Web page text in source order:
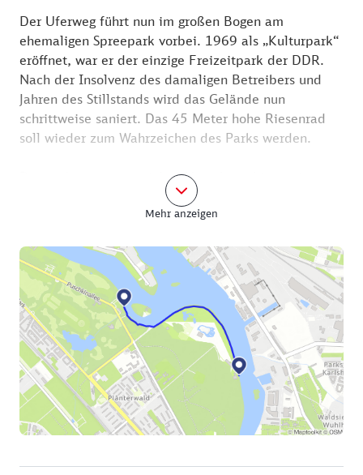
Der Uferweg führt nun im großen Bogen am
ehemaligen Spreepark vorbei. 1969 als „Kulturpark“
eröffnet, war er der einzige Freizeitpark der DDR.
Nach der Insolvenz des damaligen Betreibers und
Jahren des Stillstands wird das Gelände nun
schrittweise saniert. Das 45 Meter hohe Riesenrad
soll wieder zum Wahrzeichen des Parks werden.
Passend zur wasserreichen Umgebung bittet eine
besondere gastronomische Einrichtung zur Rast: das
Restaurantschiff „Klipper“. Das Segelschiff wurde
holländischen Küste zu versorgen. Seit 2001 dient
der Zweimaster als Restaurant. Wenige Meter weiter
folgt die geschwungene Fußgängerbrücke zur Insel
der Jugend. Die Abteibrücke, die älteste
Stahlverbundbrücke Deutschlands, ist der einzige
Zugang zur Insel. Sie ist der perfekten Ort für ein
romantisches Picknick direkt an der Spree. An der
gegenüberliegenden Uferseite erstreckt sich das
frühere Fischerdorf Alt-Stralau. Dann folgt das Haus
„Zenner“ mit seinem im Sommer vielbesuchten
Mehr anzeigen